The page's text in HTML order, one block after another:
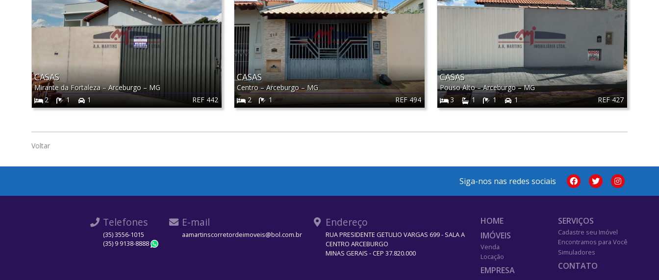
REF 442
CASAS
Mirante da Fortaleza–Arceburgo – MG
2
1 1 REF 494
CASAS
Centro –Arceburgo–MG
2
1 REF 427
CASAS
Pouso Alto–Arceburgo–MG
3
1 1 1
Voltar
Siga-nos nas redes sociais
Telefones
(35) 3556-1015
(35) 9 9138-8888
E-mail
aamartinscorretordeimoveis@bol.com.br
Endereço
RUA PRESIDENTE GETULIO VARGAS 699 - SALA A
CENTRO ARCEBURGO
MINAS GERAIS - CEP 37.820.000
HOME
IMÓVEIS
Venda
Locação
EMPRESA
SERVIÇOS
Cadastre seu Imóvel
Encontramos para Você
Simuladores
CONTATO